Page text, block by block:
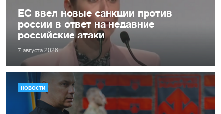
ЕС ввел новые санкции против
россии в ответ на недавние
российские атаки
7 августа 2026
НОВОСТИ